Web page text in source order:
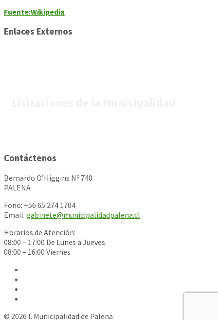
Fuente:Wikipedia
Enlaces Externos
Contáctenos
Bernardo O’Higgins Nº 740
PALENA
Fono: +56 65 274 1704
Email: gabinete@municipalidadpalena.cl
Horarios de Atención:
08:00 – 17:00 De Lunes a Jueves
08:00 – 16:00 Viernes
© 2026 I. Municipalidad de Palena